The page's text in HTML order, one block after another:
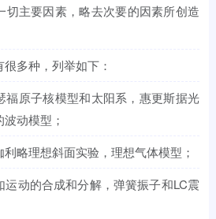
切主要因素，略去次要的因素所创造
多种，列举如下：
原子核模型和太阳系，惠更斯据光
动模型；
略理想斜面实验，理想气体模型；
动的合成和分解，弹簧振子和LC震